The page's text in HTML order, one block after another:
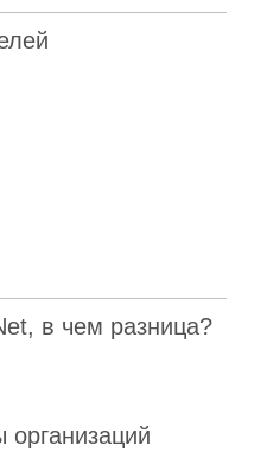
в чем разница?